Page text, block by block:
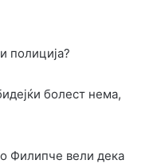
полиција?
болест нема,
Филипче вели дека